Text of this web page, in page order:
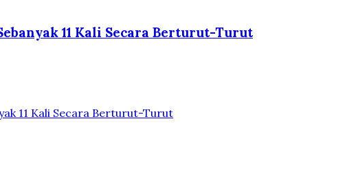
11 Kali Secara Berturut-Turut
11 Kali Secara Berturut-Turut